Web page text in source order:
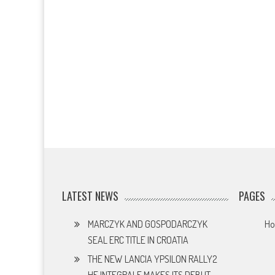
LATEST NEWS
MARCZYK AND GOSPODARCZYK
SEAL ERC TITLE IN CROATIA
THE NEW LANCIA YPSILON RALLY2
PAGES